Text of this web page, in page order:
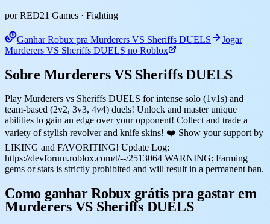
por RED21 Games · Fighting
Ganhar Robux pra Murderers VS Sheriffs DUELS
Jogar
Murderers VS Sheriffs DUELS no Roblox
Sobre Murderers VS Sheriffs DUELS
Play Murderers vs Sheriffs DUELS for intense solo (1v1s) and
team-based (2v2, 3v3, 4v4) duels! Unlock and master unique
abilities to gain an edge over your opponent! Collect and trade a
variety of stylish revolver and knife skins! ❤️ Show your support by
LIKING and FAVORITING! Update Log:
https://devforum.roblox.com/t/--/2513064 WARNING: Farming
gems or stats is strictly prohibited and will result in a permanent ban.
Como ganhar Robux grátis pra gastar em
Murderers VS Sheriffs DUELS